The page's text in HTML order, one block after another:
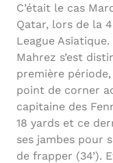
C’était le cas
Qatar, lors de la
League
Mahrez s’est
première
point de corner
capitaine des
18 yards et ce
ses jambes pour
de frapper (34’).